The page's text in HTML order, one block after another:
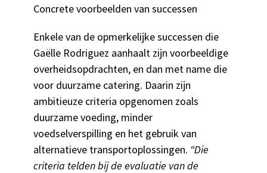
Concrete voorbeelden van successen
Enkele van de opmerkelijke successen die
Gaëlle Rodriguez aanhaalt zijn voorbeeldige
overheidsopdrachten, en dan met name die
voor duurzame catering. Daarin zijn
ambitieuze criteria opgenomen zoals
duurzame voeding, minder
voedselverspilling en het gebruik van
alternatieve transportoplossingen. “Die
criteria telden bij de evaluatie van de